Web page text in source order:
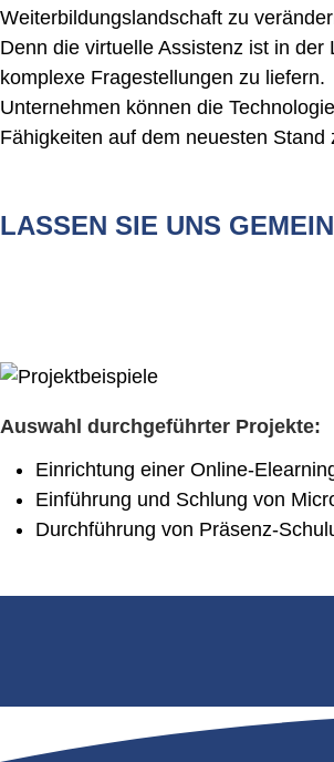
Weiterbildungslandschaft zu
Denn die virtuelle Assistenz ist in
komplexe Fragestellungen zu liefern.
Unternehmen können die
Fähigkeiten auf dem neuesten Stand
LASSEN SIE UNS
Auswahl durchgeführter Projekte:
Einrichtung einer Online-
Einführung und Schlung von
Durchführung von Präsenz-